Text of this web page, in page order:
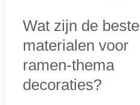
Wat zijn de beste
materialen voor
ramen-thema
decoraties?